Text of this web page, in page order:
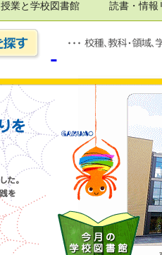
授業と学校図書館 読書・情報